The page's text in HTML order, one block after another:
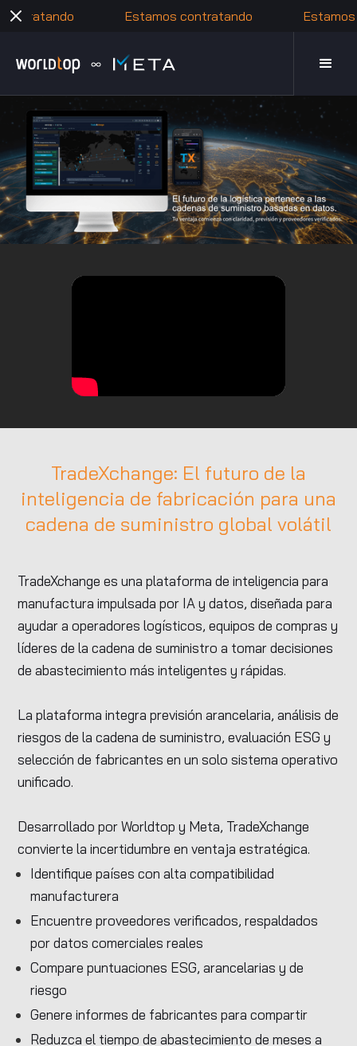
Estamos contratando
TradeXchange: El futuro de la
inteligencia de fabricación para una
cadena de suministro global volátil
TradeXchange es una plataforma de inteligencia para
manufactura impulsada por IA y datos, diseñada para
ayudar a operadores logísticos, equipos de compras y
líderes de la cadena de suministro a tomar decisiones
de abastecimiento más inteligentes y rápidas.
La plataforma integra previsión arancelaria, análisis de
riesgos de la cadena de suministro, evaluación ESG y
selección de fabricantes en un solo sistema operativo
unificado.
Desarrollado por Worldtop y Meta, TradeXchange
convierte la incertidumbre en ventaja estratégica.
Identifique países con alta compatibilidad
manufacturera
Encuentre proveedores verificados, respaldados
por datos comerciales reales
Compare puntuaciones ESG, arancelarias y de
riesgo
Genere informes de fabricantes para compartir
Reduzca el tiempo de abastecimiento de meses a